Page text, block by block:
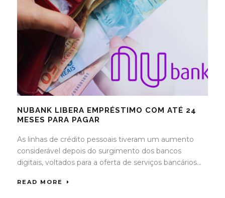
NUBANK LIBERA EMPRÉSTIMO COM ATÉ 24
MESES PARA PAGAR
As linhas de crédito pessoais tiveram um aumento
considerável depois do surgimento dos bancos
digitais, voltados para a oferta de serviços bancários...
READ MORE